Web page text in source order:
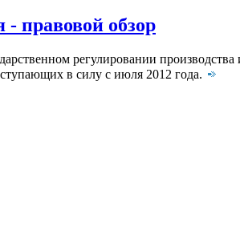
правовой обзор
регулировании
в силу с июля 2012 года.